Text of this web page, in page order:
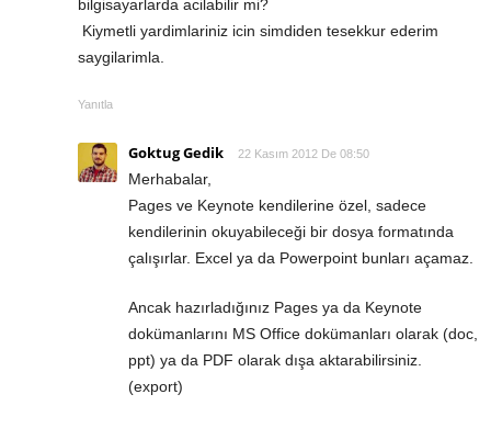
bilgisayarlarda acilabilir mi?
Kiymetli yardimlariniz icin simdiden tesekkur ederim
saygilarimla.
Yanıtla
Goktug Gedik 22 Kasım 2012 De 08:50
Merhabalar,
Pages ve Keynote kendilerine özel, sadece
kendilerinin okuyabileceği bir dosya formatında
çalışırlar. Excel ya da Powerpoint bunları açamaz.
Ancak hazırladığınız Pages ya da Keynote
dokümanlarını MS Office dokümanları olarak (doc,
ppt) ya da PDF olarak dışa aktarabilirsiniz.
(export)